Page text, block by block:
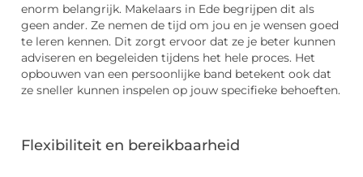
enorm belangrijk. Makelaars in Ede begrijpen dit als
geen ander. Ze nemen de tijd om jou en je wensen goed
te leren kennen. Dit zorgt ervoor dat ze je beter kunnen
adviseren en begeleiden tijdens het hele proces. Het
opbouwen van een persoonlijke band betekent ook dat
ze sneller kunnen inspelen op jouw specifieke behoeften.
Flexibiliteit en bereikbaarheid